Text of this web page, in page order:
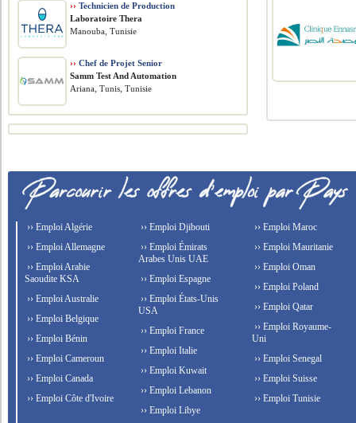
›› Technicien de Production
Laboratoire Thera
Manouba, Tunisie
›› Chef de Projet Senior
Samm Test And Automation
Ariana, Tunis, Tunisie
›› Emploi Algérie
›› Emploi Allemagne
›› Emploi Arabie
Saoudite KSA
›› Emploi Australie
›› Emploi Belgique
›› Emploi Bénin
›› Emploi Cameroun
›› Emploi Canada
›› Emploi Côte d'Ivoire
›› Emploi Djibouti
›› Emploi Émirats
Arabes Unis UAE
›› Emploi Espagne
›› Emploi États-Unis
USA
›› Emploi France
›› Emploi Italie
›› Emploi Kuwait
›› Emploi Lebanon
›› Emploi Libye
›› Emploi Maroc
›› Emploi Mauritanie
›› Emploi Oman
›› Emploi Poland
›› Emploi Qatar
›› Emploi Royaume-
Uni
›› Emploi Senegal
›› Emploi Suisse
›› Emploi Tunisie